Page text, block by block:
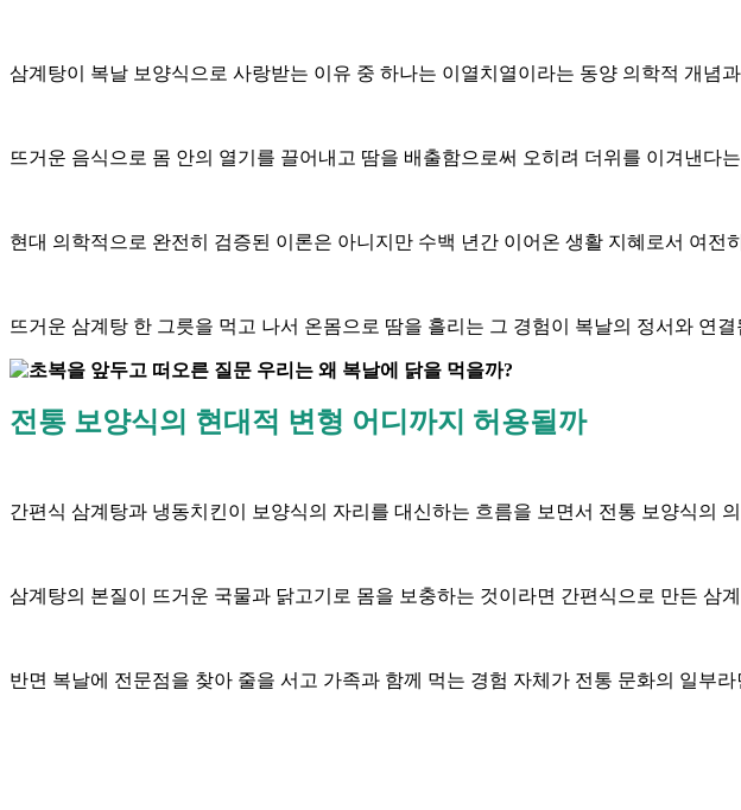
삼계탕이 복날 보양식으로 사랑받는 이유 중 하나는 이열치열이라는 동양 의학적 개념
뜨거운 음식으로 몸 안의 열기를 끌어내고 땀을 배출함으로써 오히려 더위를 이겨낸다
현대 의학적으로 완전히 검증된 이론은 아니지만 수백 년간 이어온 생활 지혜로서 여전
뜨거운 삼계탕 한 그릇을 먹고 나서 온몸으로 땀을 흘리는 그 경험이 복날의 정서와 연
전통 보양식의 현대적 변형 어디까지 허용될까
간편식 삼계탕과 냉동치킨이 보양식의 자리를 대신하는 흐름을 보면서 전통 보양식의
삼계탕의 본질이 뜨거운 국물과 닭고기로 몸을 보충하는 것이라면 간편식으로 만든 삼
반면 복날에 전문점을 찾아 줄을 서고 가족과 함께 먹는 경험 자체가 전통 문화의 일부